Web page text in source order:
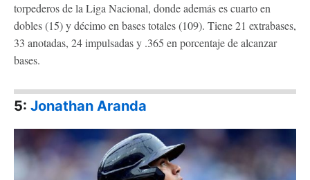
torpederos de la Liga Nacional, donde además es cuarto en
dobles (15) y décimo en bases totales (109). Tiene 21 extrabases,
33 anotadas, 24 impulsadas y .365 en porcentaje de alcanzar
bases.
5: Jonathan Aranda